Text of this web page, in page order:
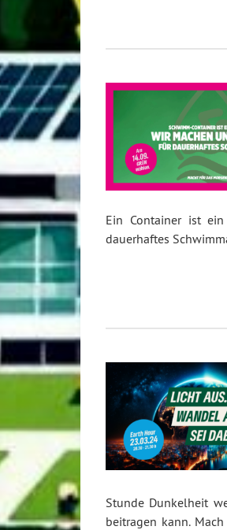
Ein Container ist
dauerhaftes
Stunde Dunkelheit
beitragen kann.